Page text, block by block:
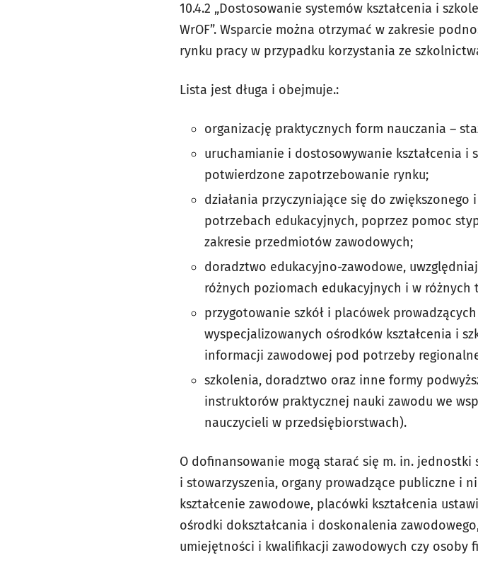
10.4.2 „Dostosowanie systemów kształcenia i
WrOF”. Wsparcie można otrzymać w zakresie
rynku pracy w przypadku korzystania ze
Lista jest długa i obejmuje.:
organizację praktycznych form nauczania –
uruchamianie i dostosowywanie kształcenia i
potwierdzone zapotrzebowanie rynku;
działania przyczyniające się do zwiększonego
potrzebach edukacyjnych, poprzez pomoc
zakresie przedmiotów zawodowych;
doradztwo edukacyjno-zawodowe,
różnych poziomach edukacyjnych i w różnych
przygotowanie szkół i placówek
wyspecjalizowanych ośrodków kształcenia i
informacji zawodowej pod potrzeby
szkolenia, doradztwo oraz inne formy
instruktorów praktycznej nauki zawodu we
nauczycieli w przedsiębiorstwach).
O dofinansowanie mogą starać się m. in.
i stowarzyszenia, organy prowadzące publiczne i
kształcenie zawodowe, placówki kształcenia
ośrodki dokształcania i doskonalenia
umiejętności i kwalifikacji zawodowych czy osoby